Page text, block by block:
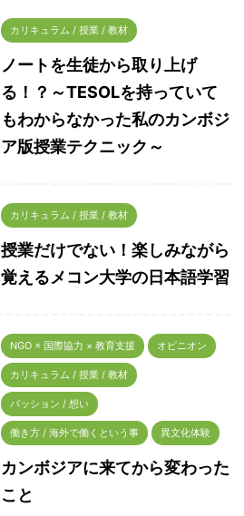
カリキュラム / 授業 / 教材
ノートを生徒から取り上げ
る！？～TESOLを持っていて
もわからなかった私のカンボジ
ア版授業テクニック～
カリキュラム / 授業 / 教材
授業だけでない！楽しみながら
覚えるメコン大学の日本語学習
NGO × 国際協力 × 教育支援 オピニオン
カリキュラム / 授業 / 教材
パッション / 想い
働き方 / 海外で働くという事 異文化体験
カンボジアに来てから変わった
こと